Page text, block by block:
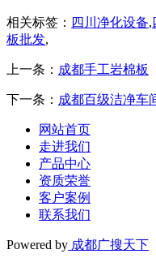
相关标签： 四川净化设备,
板批发,
上一条： 成都手工岩棉板
下一条： 成都百级洁净车
网站首页
走进我们
产品中心
资质荣誉
客户案例
联系我们
Powered by 成都广搜天下